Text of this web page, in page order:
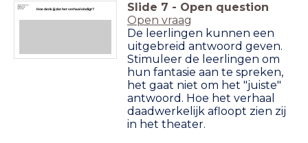
Hoe denk jij dat het verhaal eindigt? Slide 7 - Open question
Open vraag
De leerlingen kunnen een
uitgebreid antwoord geven.
Stimuleer de leerlingen om
hun fantasie aan te spreken,
het gaat niet om het "juiste"
antwoord. Hoe het verhaal
daadwerkelijk afloopt zien zij
in het theater.